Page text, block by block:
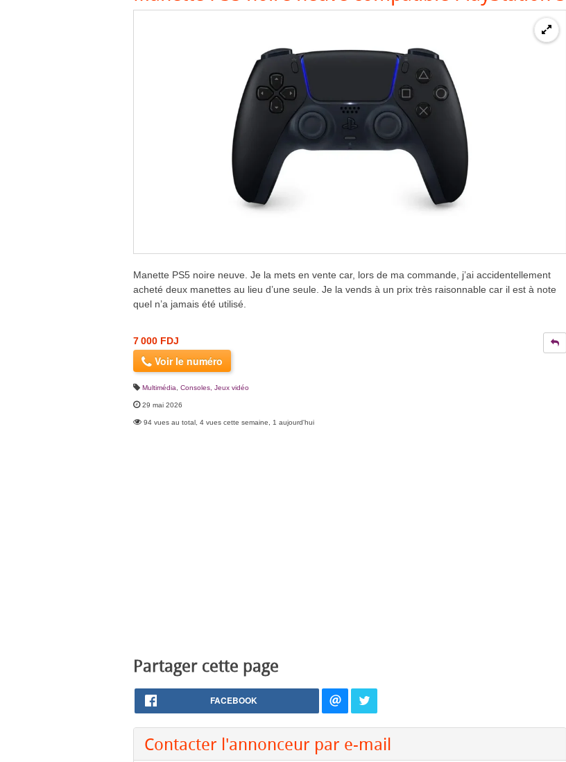
Manette PS5 noire neuve. Je la mets en vente car, lors de ma commande, j’ai accidentellement
acheté deux manettes au lieu d’une seule. Je la vends à un prix très raisonnable car il est à note
quel n’a jamais été utilisé.
7 000 FDJ
Voir le numéro
Multimédia Consoles, Jeux vidéo
29 mai 2026
94 vues au total, 4 vues cette semaine, 1 aujourd'hui
Partager cette page
FACEBOOK
Contacter l'annonceur par e-mail